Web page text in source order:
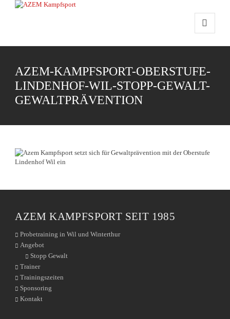
AZEM-KAMPFSPORT-OBERSTUFE-
LINDENHOF-WIL-STOPP-GEWALT-
GEWALTPRÄVENTION
AZEM KAMPFSPORT SEIT 1985
Probetraining in Wil und Winterthur
Angebot
Stopp Gewalt
Trainer
Trainingszeiten
Sponsoring
Kontakt